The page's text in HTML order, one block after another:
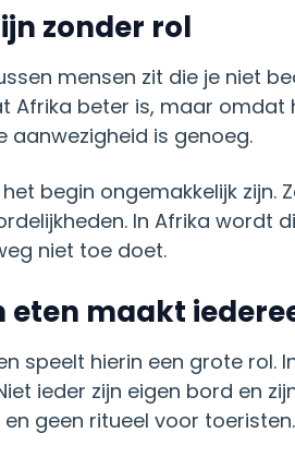
zonder rol
mensen zit die je niet
Afrika beter is, maar omdat
aanwezigheid is genoeg.
begin ongemakkelijk
In Afrika wordt
niet toe doet.
eten maakt
speelt hierin een grote rol.
ieder zijn eigen bord en
geen ritueel voor